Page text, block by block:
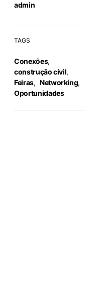
admin
TAGS
Conexões,
construção civil,
Feiras, Networking,
Oportunidades